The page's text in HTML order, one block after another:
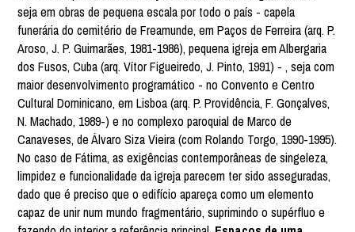
seja em obras de pequena escala por todo o país - capela
funerária do cemitério de Freamunde, em Paços de Ferreira (arq. P.
Aroso, J. P. Guimarães, 1981-1986), pequena igreja em Albergaria
dos Fusos, Cuba (arq. Vítor Figueiredo, J. Pinto, 1991) - , seja com
maior desenvolvimento programático - no Convento e Centro
Cultural Dominicano, em Lisboa (arq. P. Providência, F. Gonçalves,
N. Machado, 1989-) e no complexo paroquial de Marco de
Canaveses, de Álvaro Siza Vieira (com Rolando Torgo, 1990-1995).
No caso de Fátima, as exigências contemporâneas de singeleza,
limpidez e funcionalidade da igreja parecem ter sido asseguradas,
dado que é preciso que o edifício apareça como um elemento
capaz de unir num mundo fragmentário, suprimindo o supérfluo e